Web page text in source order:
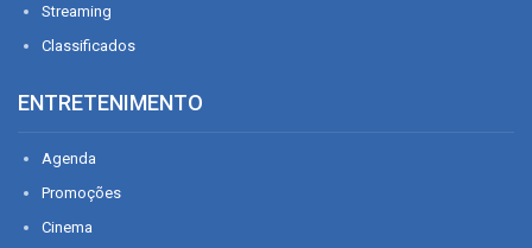
Streaming
Classificados
ENTRETENIMENTO
Agenda
Promoções
Cinema